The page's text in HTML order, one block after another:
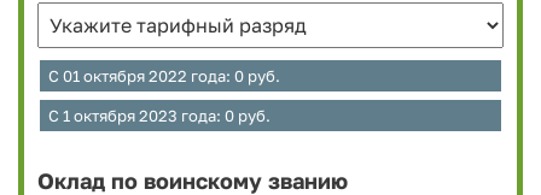
С 01 октября 2022 года: 0 руб.
C 1 октября 2023 года: 0 руб.
Оклад по воинскому званию